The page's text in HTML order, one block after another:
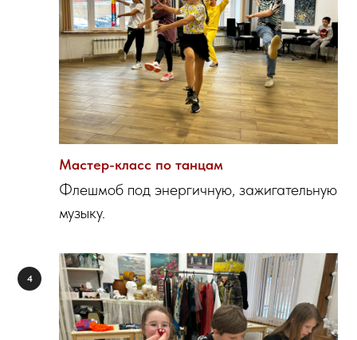
Мастер-класс по танцам
Флешмоб под энергичную, зажигательную
музыку.